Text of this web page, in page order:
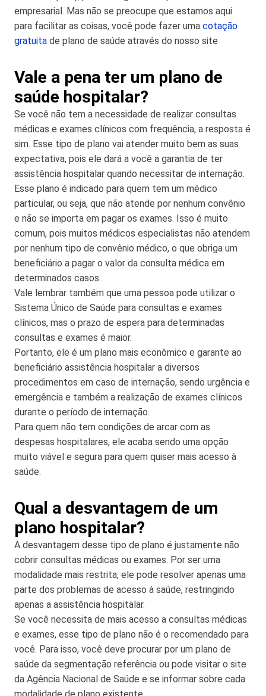
empresarial. Mas não se preocupe que estamos aqui
para facilitar as coisas, você pode fazer uma cotação
gratuita de plano de saúde através do nosso site
Vale a pena ter um plano de
saúde hospitalar?
Se você não tem a necessidade de realizar consultas
médicas e exames clínicos com frequência, a resposta é
sim. Esse tipo de plano vai atender muito bem as suas
expectativa, pois ele dará a você a garantia de ter
assistência hospitalar quando necessitar de internação.
Esse plano é indicado para quem tem um médico
particular, ou seja, que não atende por nenhum convênio
e não se importa em pagar os exames. Isso é muito
comum, pois muitos médicos especialistas não atendem
por nenhum tipo de convênio médico, o que obriga um
beneficiário a pagar o valor da consulta médica em
determinados casos.
Vale lembrar também que uma pessoa pode utilizar o
Sistema Único de Saúde para consultas e exames
clínicos, mas o prazo de espera para determinadas
consultas e exames é maior.
Portanto, ele é um plano mais econômico e garante ao
beneficiário assistência hospitalar a diversos
procedimentos em caso de internação, sendo urgência e
emergência e também a realização de exames clínicos
durante o período de internação.
Para quem não tem condições de arcar com as
despesas hospitalares, ele acaba sendo uma opção
muito viável e segura para quem quiser mais acesso à
saúde.
Qual a desvantagem de um
plano hospitalar?
A desvantagem desse tipo de plano é justamente não
cobrir consultas médicas ou exames. Por ser uma
modalidade mais restrita, ele pode resolver apenas uma
parte dos problemas de acesso à saúde, restringindo
apenas a assistência hospitalar.
Se você necessita de mais acesso a consultas médicas
e exames, esse tipo de plano não é o recomendado para
você. Para isso, você deve procurar por um plano de
saúde da segmentação referência ou pode visitar o site
da Agência Nacional de Saúde e se informar sobre cada